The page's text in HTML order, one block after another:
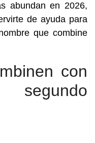
abundan en 2026,
de ayuda para
que combine
con